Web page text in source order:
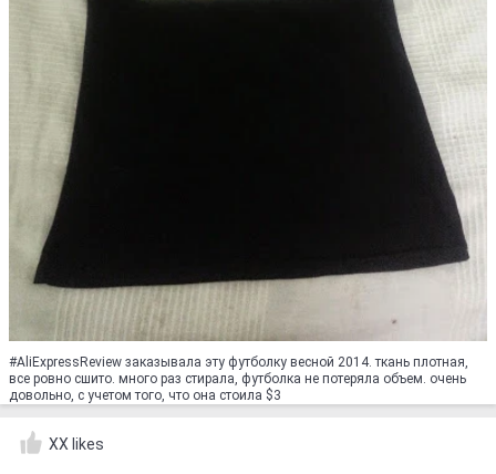
#AliExpressReview заказывала эту футболку весной 2014. ткань плотная,
все ровно сшито. много раз стирала, футболка не потеряла объем. очень
довольно, с учетом того, что она стоила $3
XX likes